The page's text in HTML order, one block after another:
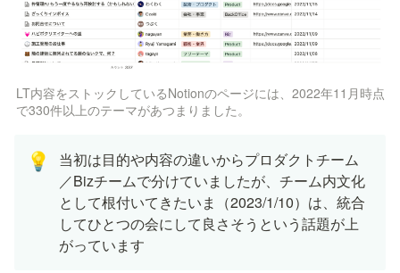
LT内容をストックしているNotionのページには、2022年11月時点
で330件以上のテーマがあつまりました。
💡
当初は目的や内容の違いからプロダクトチーム
／Bizチームで分けていましたが、チーム内文化
として根付いてきたいま（2023/1/10）は、統合
してひとつの会にして良さそうという話題が上
がっています